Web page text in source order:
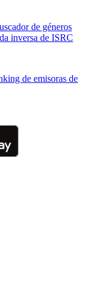
de géneros
inversa de ISRC
de emisoras de